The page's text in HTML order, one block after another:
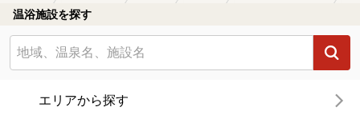
温浴施設を探す
エリアから探す